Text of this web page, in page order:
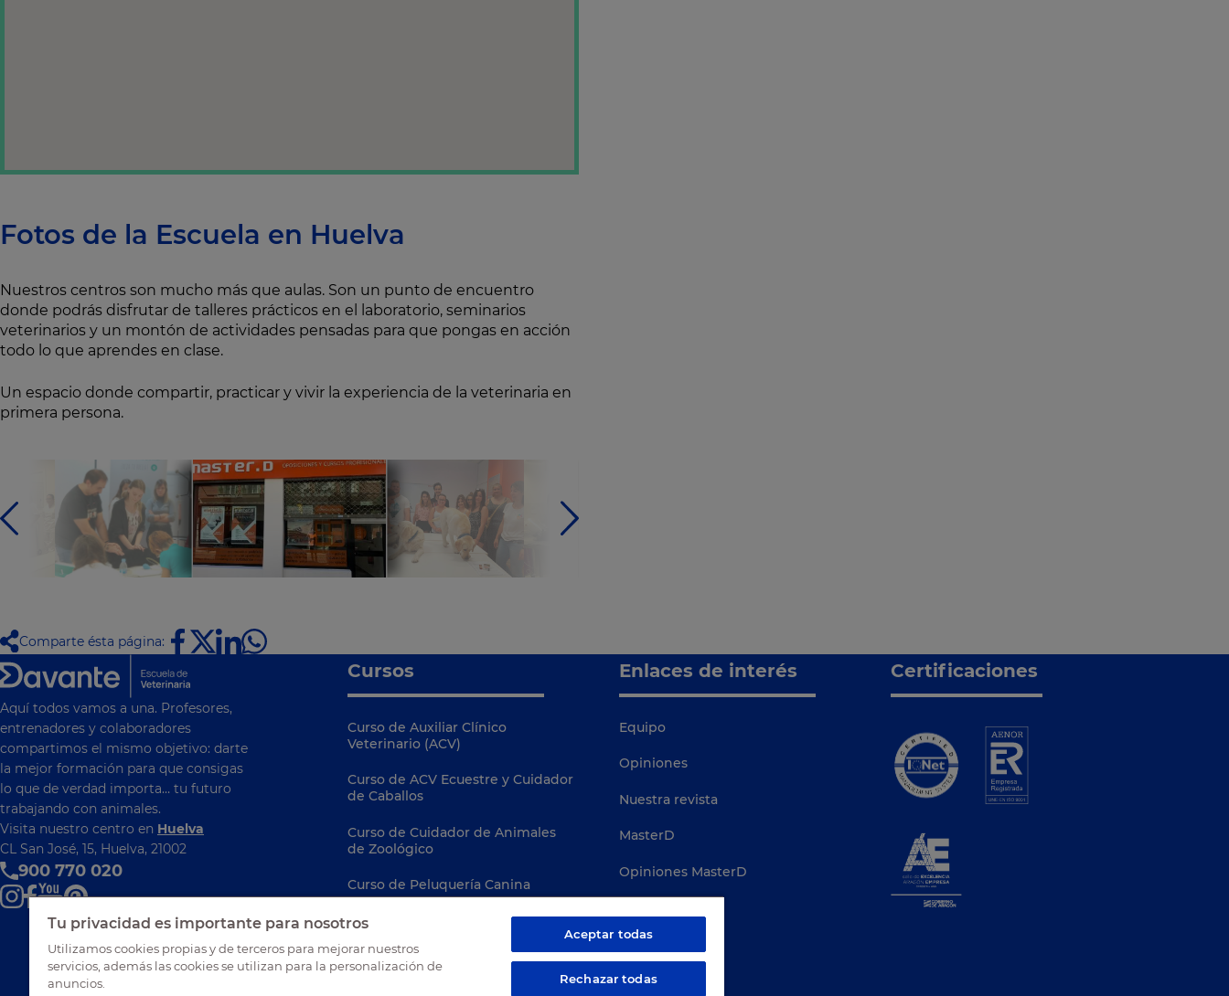
Fotos de la Escuela en Huelva
Nuestros centros son mucho más que aulas. Son un punto de encuentro
donde podrás disfrutar de talleres prácticos en el laboratorio, seminarios
veterinarios y un montón de actividades pensadas para que pongas en acción
todo lo que aprendes en clase.
Un espacio donde compartir, practicar y vivir la experiencia de la veterinaria en
primera persona.
Comparte ésta página:
Aquí todos vamos a una. Profesores,
entrenadores y colaboradores
compartimos el mismo objetivo: darte
la mejor formación para que consigas
lo que de verdad importa… tu futuro
trabajando con animales.
Visita nuestro centro en Huelva
CL San José, 15, Huelva, 21002
900 770 020
Cursos
Curso de Auxiliar Clínico
Veterinario (ACV)
Curso de ACV Ecuestre y Cuidador
de Caballos
Curso de Cuidador de Animales
de Zoológico
Curso de Peluquería Canina
Curso de Conservación de Fauna
Curso de Terapias Asistidas con
Enlaces de interés
Equipo
Opiniones
Nuestra revista
MasterD
Opiniones MasterD
Davante
Certificaciones
Tu privacidad es importante para nosotros
Utilizamos cookies propias y de terceros para mejorar nuestros
servicios, además las cookies se utilizan para la personalización de
anuncios.
Aceptar todas
Rechazar todas